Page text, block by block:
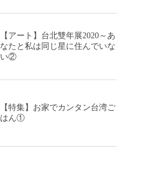
【アート】台北雙年展2020～あ
なたと私は同じ星に住んでいな
い②
【特集】お家でカンタン台湾ご
はん①